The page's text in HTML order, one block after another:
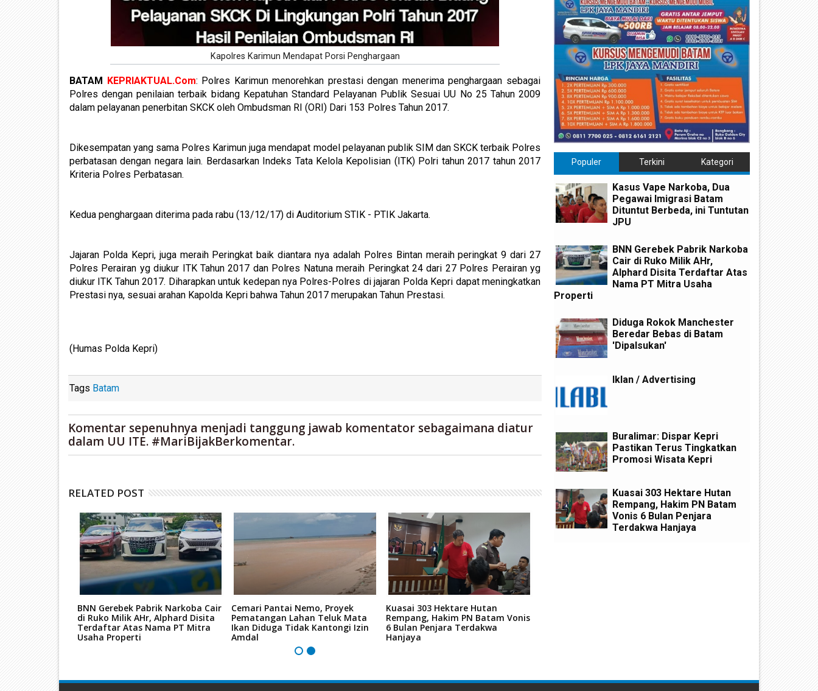
Kapolres Karimun Mendapat Porsi Penghargaan
BATAM KEPRIAKTUAL.Com: Polres Karimun menorehkan prestasi dengan menerima penghargaan sebagai
Polres dengan penilaian terbaik bidang Kepatuhan Standard Pelayanan Publik Sesuai UU No 25 Tahun 2009
dalam pelayanan penerbitan SKCK oleh Ombudsman RI (ORI) Dari 153 Polres Tahun 2017.
Dikesempatan yang sama Polres Karimun juga mendapat model pelayanan publik SIM dan SKCK terbaik Polres
perbatasan dengan negara lain. Berdasarkan Indeks Tata Kelola Kepolisian (ITK) Polri tahun 2017 tahun 2017
Kriteria Polres Perbatasan.
Kedua penghargaan diterima pada rabu (13/12/17) di Auditorium STIK - PTIK Jakarta.
Jajaran Polda Kepri, juga meraih Peringkat baik diantara nya adalah Polres Bintan meraih peringkat 9 dari 27
Polres Perairan yg diukur ITK Tahun 2017 dan Polres Natuna meraih Peringkat 24 dari 27 Polres Perairan yg
diukur ITK Tahun 2017. Diharapkan untuk kedepan nya Polres-Polres di jajaran Polda Kepri dapat meningkatkan
Prestasi nya, sesuai arahan Kapolda Kepri bahwa Tahun 2017 merupakan Tahun Prestasi.
(Humas Polda Kepri)
Tags Batam
Komentar sepenuhnya menjadi tanggung jawab komentator sebagaimana diatur
dalam UU ITE. #MariBijakBerkomentar.
RELATED POST
BNN Gerebek Pabrik Narkoba Cair
di Ruko Milik AHr, Alphard Disita
Terdaftar Atas Nama PT Mitra
Usaha Properti
Cemari Pantai Nemo, Proyek
Pematangan Lahan Teluk Mata
Ikan Diduga Tidak Kantongi Izin
Amdal
Kuasai 303 Hektare Hutan
Rempang, Hakim PN Batam Vonis
6 Bulan Penjara Terdakwa
Hanjaya
Populer Terkini Kategori
Kasus Vape Narkoba, Dua
Pegawai Imigrasi Batam
Dituntut Berbeda, ini Tuntutan
JPU
BNN Gerebek Pabrik Narkoba
Cair di Ruko Milik AHr,
Alphard Disita Terdaftar Atas
Nama PT Mitra Usaha
Properti
Diduga Rokok Manchester
Beredar Bebas di Batam
'Dipalsukan'
Iklan / Advertising
Buralimar: Dispar Kepri
Pastikan Terus Tingkatkan
Promosi Wisata Kepri
Kuasai 303 Hektare Hutan
Rempang, Hakim PN Batam
Vonis 6 Bulan Penjara
Terdakwa Hanjaya